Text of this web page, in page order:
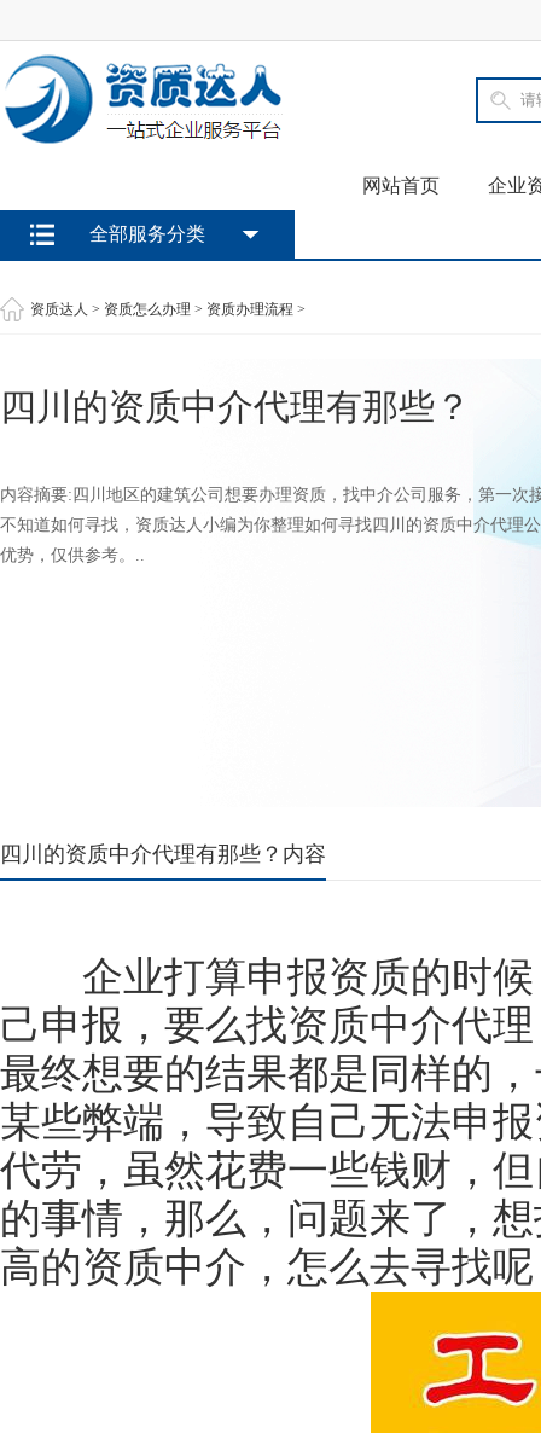
网站首页 企业
全部服务分类
资质达人 > 资质怎么办理 > 资质办理流程 >
四川的资质中介代理有那些？
内容摘要:四川地区的建筑公司想要办理资质，找中介公司服务，第一次
不知道如何寻找，资质达人小编为你整理如何寻找四川的资质中介代理
优势，仅供参考。..
四川的资质中介代理有那些？内容
企业打算申报资质的时候
己申报，要么找资质中介代
最终想要的结果都是同样的
某些弊端，导致自己无法申
代劳，虽然花费一些钱财，
的事情，那么，问题来了，
高的资质中介，怎么去寻找